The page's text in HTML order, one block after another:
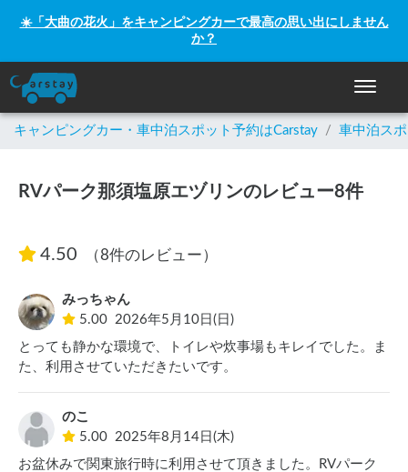
☀️「大曲の花火」をキャンピングカーで最高の思い出にしません
か？
ナビゲ
キャンピングカー・車中泊スポット予約はCarstay / 車中泊ス
RVパーク那須塩原エヅリンのレビュー8件
4.50 （8件のレビュー）
みっちゃん
5.00 2026年5月10日(日)
とっても静かな環境で、トイレや炊事場もキレイでした。ま
のこ
5.00 2025年8月14日(木)
お盆休みで関東旅行時に利用させて頂きました。RVパーク